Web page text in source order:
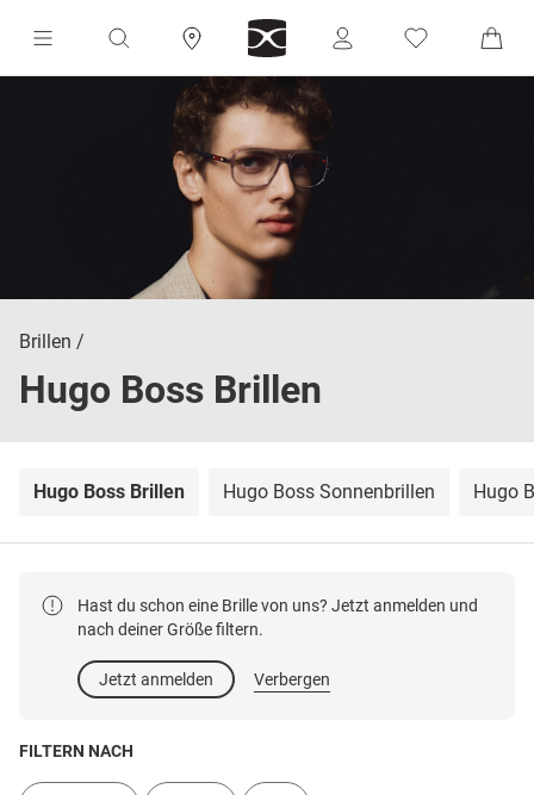
Brillen
Hugo Boss Brillen
Hugo Boss Brillen Hugo Boss Sonnenbrillen Hugo
Hast du schon eine Brille von uns? Jetzt anmelden und
nach deiner Größe filtern.
Jetzt anmelden Verbergen
FILTERN NACH